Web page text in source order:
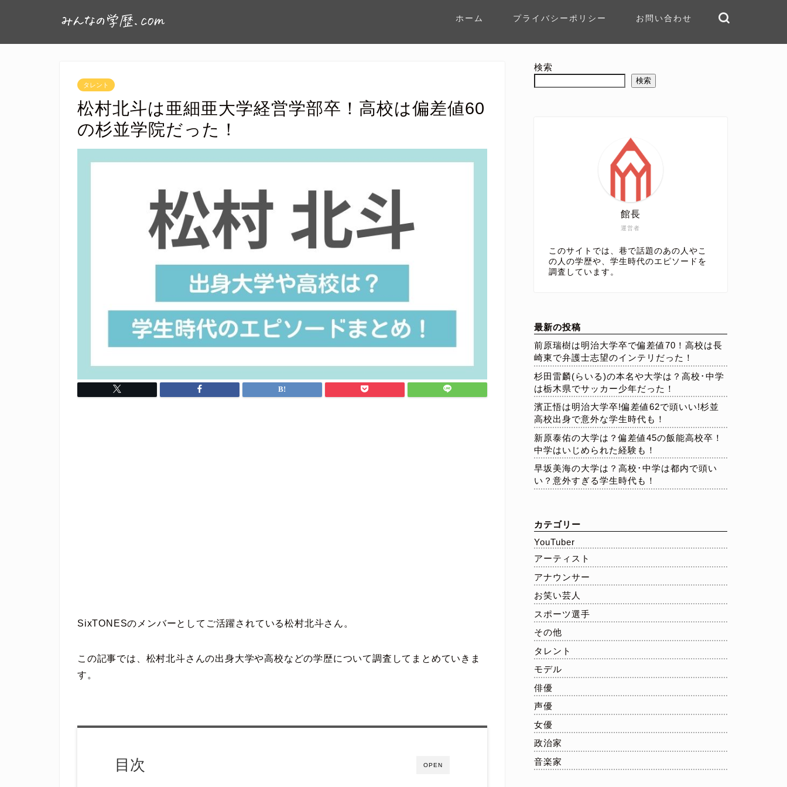
ホーム プライバシーポリシー お問い合わせ
タレント
松村北斗は亜細亜大学経営学部卒！高校は偏差値60
の杉並学院だった！
SixTONESのメンバーとしてご活躍されている松村北斗さん。
この記事では、松村北斗さんの出身大学や高校などの学歴について調査してまとめていきま
す。
OPEN
目次
検索
検索
運営者
館長
このサイトでは、巷で話題のあの人やこ
の人の学歴や、学生時代のエピソードを
調査しています。
最新の投稿
前原瑞樹は明治大学卒で偏差値70！高校は長
崎東で弁護士志望のインテリだった！
杉田雷麟(らいる)の本名や大学は？高校･中学
は栃木県でサッカー少年だった！
濱正悟は明治大学卒!偏差値62で頭いい!杉並
高校出身で意外な学生時代も！
新原泰佑の大学は？偏差値45の飯能高校卒！
中学はいじめられた経験も！
早坂美海の大学は？高校･中学は都内で頭い
い？意外すぎる学生時代も！
カテゴリー
YouTuber
アーティスト
アナウンサー
お笑い芸人
スポーツ選手
その他
タレント
モデル
俳優
声優
女優
政治家
音楽家